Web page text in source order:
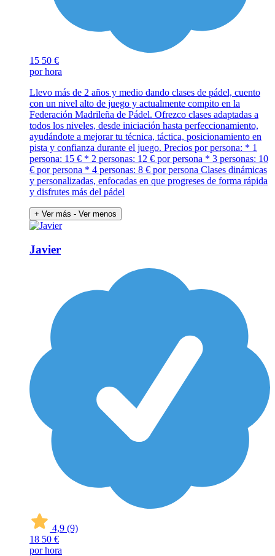
15 50 €
por hora
Llevo más de 2 años y medio dando clases de pádel, cuento
con un nivel alto de juego y actualmente compito en la
Federación Madrileña de Pádel. Ofrezco clases adaptadas a
todos los niveles, desde iniciación hasta perfeccionamiento,
ayudándote a mejorar tu técnica, táctica, posicionamiento en
pista y confianza durante el juego. Precios por persona: * 1
persona: 15 € * 2 personas: 12 € por persona * 3 personas: 10
€ por persona * 4 personas: 8 € por persona Clases dinámicas
y personalizadas, enfocadas en que progreses de forma rápida
y disfrutes más del pádel
+ Ver más - Ver menos
Javier
4,9 (9)
18 50 €
por hora